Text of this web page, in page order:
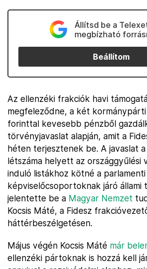
Állítsd be a
megbízható
Beállítom
Az ellenzéki frakciók havi
megfeleződne, a két
forinttal kevesebb pénzből
törvényjavaslat alapján, amit a
héten terjesztenek be. A javaslat
létszáma helyett az országgyűlési
induló listákhoz kötné a parlamenti
képviselőcsoportoknak járó állami
jelentette be a Magyar Nemzet
Kocsis Máté, a Fidesz
háttérbeszélgetésen.
Május végén Kocsis Máté már
ellenzéki pártoknak is hozzá kell